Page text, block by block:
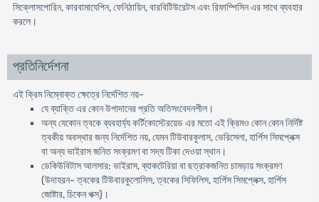
সিক্লোসপোরিন, কারবামাযেপিন, ফেনিঠায়িন, বারবিটিউরেটস এবং রিফাম্পিসিন এর সাথে ব্যবহার
করলে।
প্রতিনির্দেশনা
এই ক্রিম নিম্নোক্ত ক্ষেত্রে নির্দেশিত নয়-
যে ব্যাক্তি এর কোন উপাদানের প্রতি অতিসংবেদনশীল।
অন্য যেকোন ত্বকে ব্যবহার্য্য কর্টিকোস্টেরয়েড এর মতো এই ক্রিমও কোন কোন নির্দিষ্ট
ত্বকীয় অবস্থার জন্য নির্দেশিত নয়, যেমন টিউবারকুলাস, ভেরিসেলা, হার্পিস সিমপ্লেক্স
বা অন্য ভাইরাস জনিত সংক্রমণ বা সদ্য টিকা দেওয়া স্থান।
ডেকিউবিটাস আলসার: ভাইরাস, ব্যাকটেরিয়া বা ছত্রাকজনিত চামড়ায় সংক্রমণ
(উদাহরন- ত্বকের টিউবারকুলোসিস, ত্বকের সিফিলিস, হার্পিস সিমপ্লেক্স, হার্পিস
জোষ্টার, চিকেন পক্স)।